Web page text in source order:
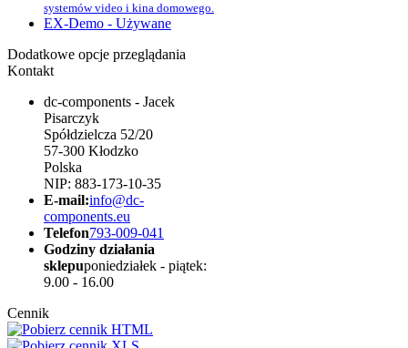
systemów video i kina domowego.
EX-Demo - Używane
Dodatkowe opcje przeglądania
Kontakt
dc-components - Jacek
Pisarczyk
Spółdzielcza 52/20
57-300 Kłodzko
Polska
NIP: 883-173-10-35
E-mail:info@dc-
components.eu
Telefon793-009-041
Godziny działania
sklepuponiedziałek - piątek:
9.00 - 16.00
Cennik